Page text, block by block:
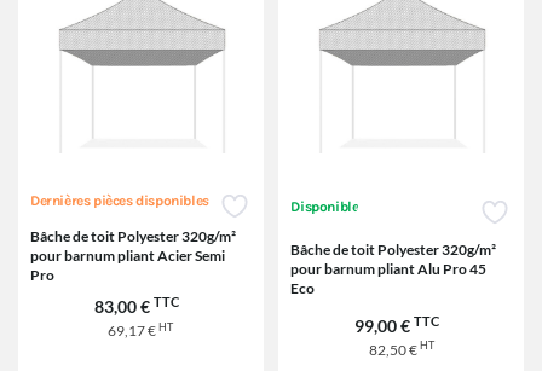
Dernières pièces disponibles
Bâche de toit Polyester 320g/m²
pour barnum pliant Acier Semi
Pro
83,00 € TTC
69,17 €HT
Disponible
Bâche de toit Polyester 320g/m²
pour barnum pliant Alu Pro 45
Eco
99,00 € TTC
82,50 €HT